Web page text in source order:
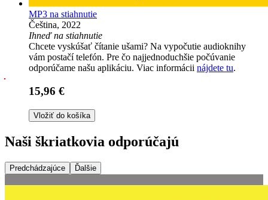
MP3 na stiahnutie
Čeština, 2022
Ihneď na stiahnutie
Chcete vyskúšať čítanie ušami? Na vypočutie audioknihy
vám postačí telefón. Pre čo najjednoduchšie počúvanie
odporúčame našu aplikáciu. Viac informácii nájdete tu.
15,96 €
Vložiť do košíka
Naši škriatkovia odporúčajú
Predchádzajúce Ďalšie